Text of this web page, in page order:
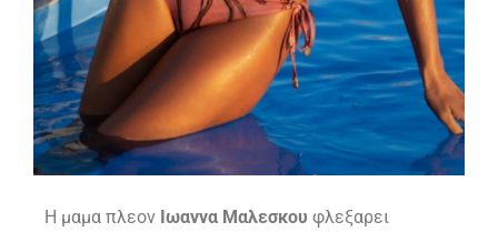
H μαμα πλεον Ιωαννα Μαλεσκου φλεξαρει